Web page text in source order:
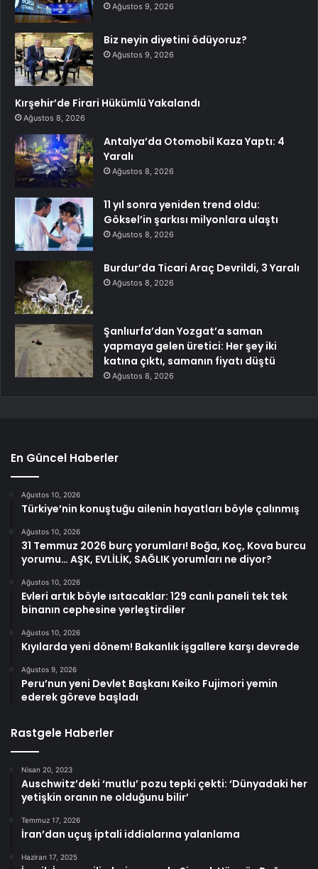
Ağustos 9, 2026
Biz neyin diyetini ödüyoruz?
Ağustos 9, 2026
Kırşehir’de Firari Hükümlü Yakalandı
Ağustos 8, 2026
Antalya’da Otomobil Kaza Yaptı: 4
Yaralı
Ağustos 8, 2026
11 yıl sonra yeniden trend oldu:
Göksel’in şarkısı milyonlara ulaştı
Ağustos 8, 2026
Burdur’da Ticari Araç Devrildi, 3 Yaralı
Ağustos 8, 2026
Şanlıurfa’dan Yozgat’a saman
yapmaya gelen üretici: Her şey iki
katına çıktı, samanın fiyatı düştü
Ağustos 8, 2026
En Güncel Haberler
Ağustos 10, 2026
Türkiye’nin konuştuğu ailenin hayatları böyle çalınmış
Ağustos 10, 2026
31 Temmuz 2026 burç yorumları! Boğa, Koç, Kova burcu
yorumu… AŞK, EVLİLİK, SAĞLIK yorumları ne diyor?
Ağustos 10, 2026
Evleri artık böyle ısıtacaklar: 129 canlı paneli tek tek
binanın cephesine yerleştirdiler
Ağustos 10, 2026
Kıyılarda yeni dönem! Bakanlık işgallere karşı devrede
Ağustos 9, 2026
Peru’nun yeni Devlet Başkanı Keiko Fujimori yemin
ederek göreve başladı
Rastgele Haberler
Nisan 20, 2023
Auschwitz’deki ‘mutlu’ pozu tepki çekti: ‘Dünyadaki her
yetişkin oranın ne olduğunu bilir’
Temmuz 17, 2026
İran’dan uçuş iptali iddialarına yalanlama
Haziran 17, 2025